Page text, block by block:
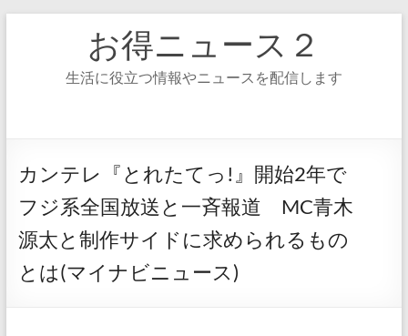
お得ニュース２
生活に役立つ情報やニュースを配信します
カンテレ『とれたてっ!』開始2年で
フジ系全国放送と一斉報道 MC青木
源太と制作サイドに求められるもの
とは(マイナビニュース)